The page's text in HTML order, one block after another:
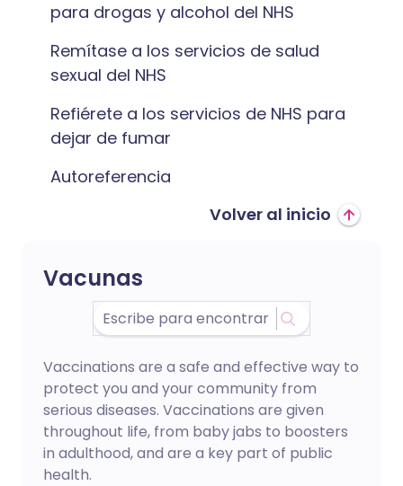
para drogas y alcohol del NHS
Remítase a los servicios de salud
sexual del NHS
Refiérete a los servicios de NHS para
dejar de fumar
Autoreferencia
Volver al inicio
Vacunas
Vaccinations are a safe and effective way to
protect you and your community from
serious diseases. Vaccinations are given
throughout life, from baby jabs to boosters
in adulthood, and are a key part of public
health.